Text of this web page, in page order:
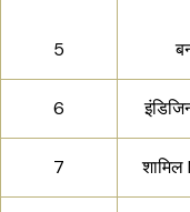
5
6
7